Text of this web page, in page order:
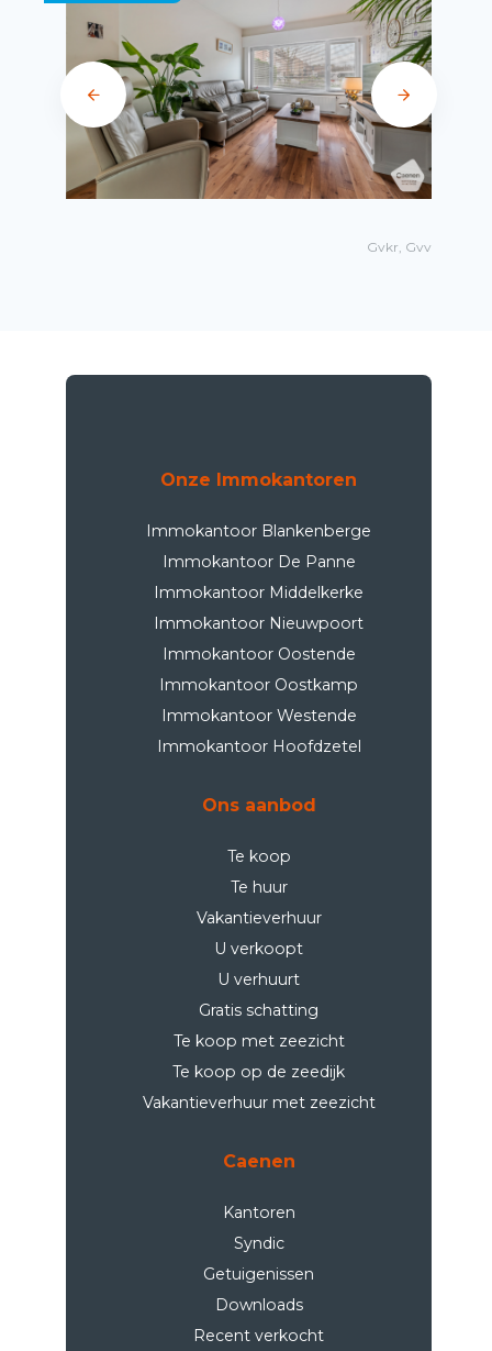
Gvkr, Gvv
Onze Immokantoren
Immokantoor Blankenberge
Immokantoor De Panne
Immokantoor Middelkerke
Immokantoor Nieuwpoort
Immokantoor Oostende
Immokantoor Oostkamp
Immokantoor Westende
Immokantoor Hoofdzetel
Ons aanbod
Te koop
Te huur
Vakantieverhuur
U verkoopt
U verhuurt
Gratis schatting
Te koop met zeezicht
Te koop op de zeedijk
Vakantieverhuur met zeezicht
Caenen
Kantoren
Syndic
Getuigenissen
Downloads
Recent verkocht